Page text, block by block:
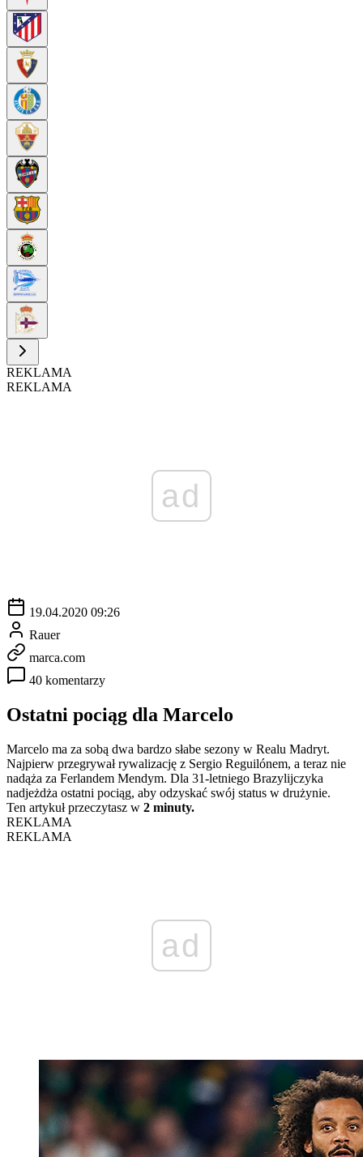
REKLAMA
REKLAMA
ad
19.04.2020 09:26
Rauer
marca.com
40 komentarzy
Ostatni pociąg dla Marcelo
Marcelo ma za sobą dwa bardzo słabe sezony w Realu Madryt.
Najpierw przegrywał rywalizację z Sergio Reguilónem, a teraz nie
nadąża za Ferlandem Mendym. Dla 31-letniego Brazylijczyka
nadjeżdża ostatni pociąg, aby odzyskać swój status w drużynie.
Ten artykuł przeczytasz w 2 minuty.
REKLAMA
REKLAMA
ad